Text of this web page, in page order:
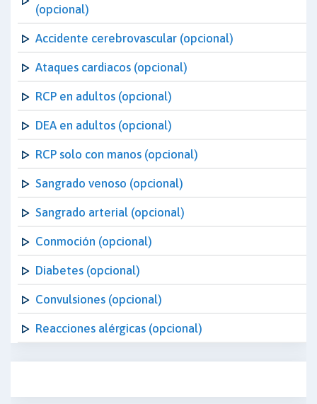
(opcional)
Accidente cerebrovascular (opcional)
Ataques cardiacos (opcional)
RCP en adultos (opcional)
DEA en adultos (opcional)
RCP solo con manos (opcional)
Sangrado venoso (opcional)
Sangrado arterial (opcional)
Conmoción (opcional)
Diabetes (opcional)
Convulsiones (opcional)
Reacciones alérgicas (opcional)